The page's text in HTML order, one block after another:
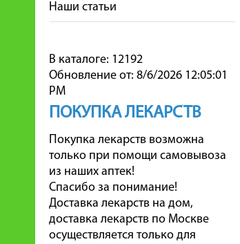
Наши статьи
В каталоге: 12192
Обновление от: 8/6/2026 12:05:01
PM
ПОКУПКА ЛЕКАРСТВ
Покупка лекарств возможна
только при помощи самовывоза
из наших аптек!
Спасибо за понимание!
Доставка лекарств на дом,
доставка лекарств по Москве
осуществляется только для